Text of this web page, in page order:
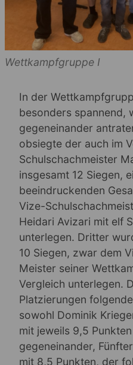
Wettkampfgruppe I
In der
besonders spannend,
gegeneinander
obsiegte der auch im
Schulschachmeister
insgesamt 12 Siegen,
beeindruckenden
Vize-
Heidari Avizari mit elf
unterlegen. Dritter
10 Siegen, zwar dem
Meister seiner
Vergleich unterlegen.
Platzierungen
sowohl Dominik
mit jeweils 9,5
gegeneinander,
mit 8,5 Punkten, der